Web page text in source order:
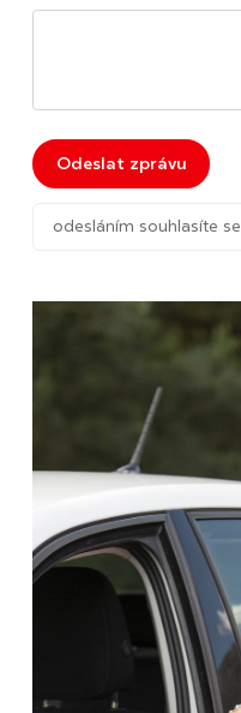
Odeslat zprávu
odesláním souhlasíte se